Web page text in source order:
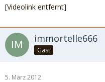
[Videolink entfernt]
immortelle666
Gast
5. März 2012